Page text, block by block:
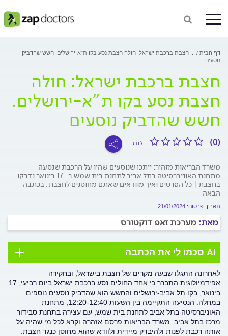
דף הבית
חצבת ברכבת ישראל: חולה חצבת נסע בקו ת"א-ירושלים. חשש שהדביק
נוסעים
חצבת ברכבת ישראל: חולה
חצבת נסע בקו ת"א-ירושלים.
חשש שהדביק נוסעים
(0) לדרג
משרד הבריאות מזהיר: ייתכן שנוסעים שהיו על הרכבת שנסעה
מתחנת האוניברסיטה בתל אביב לתחנת בית שמש ב-17 בינואר נדבקו
בחצבת | כל הפרטים ואיך מוודאים שאתם מחוסנים לחצבת, בכתבה
הבאה
תאריך פרסום: 21/01/2024
מאת: מערכת זאפ דוקטורס
AI סכמו לי את הכתבה
לאחרונה התגלו שבעה מקרים של חצבת בישראל, ובחקירה
אפידמיולוגית התברר כי אחד החולים נסע ברכבת ישראל ביום רביעי, 17
בינואר, בקו תל אביב-ירושלים והחשש הוא שהדביק נוסעים נוספים
במחלה. הנסיעה התקיימה בין השעות 12:20-12:40, מתחנת
האוניברסיטה בתל אביב לתחנת בית שמש, עם עצירה בתחנת סבידור
מרכז בתל אביב. משרד הבריאות פרסם אזהרה וקרא לכל מי שהיה על
אותה רכבת לפנות ולהיבדק מיידית ולוודא שהוא מחוסן כנגד חצבת.